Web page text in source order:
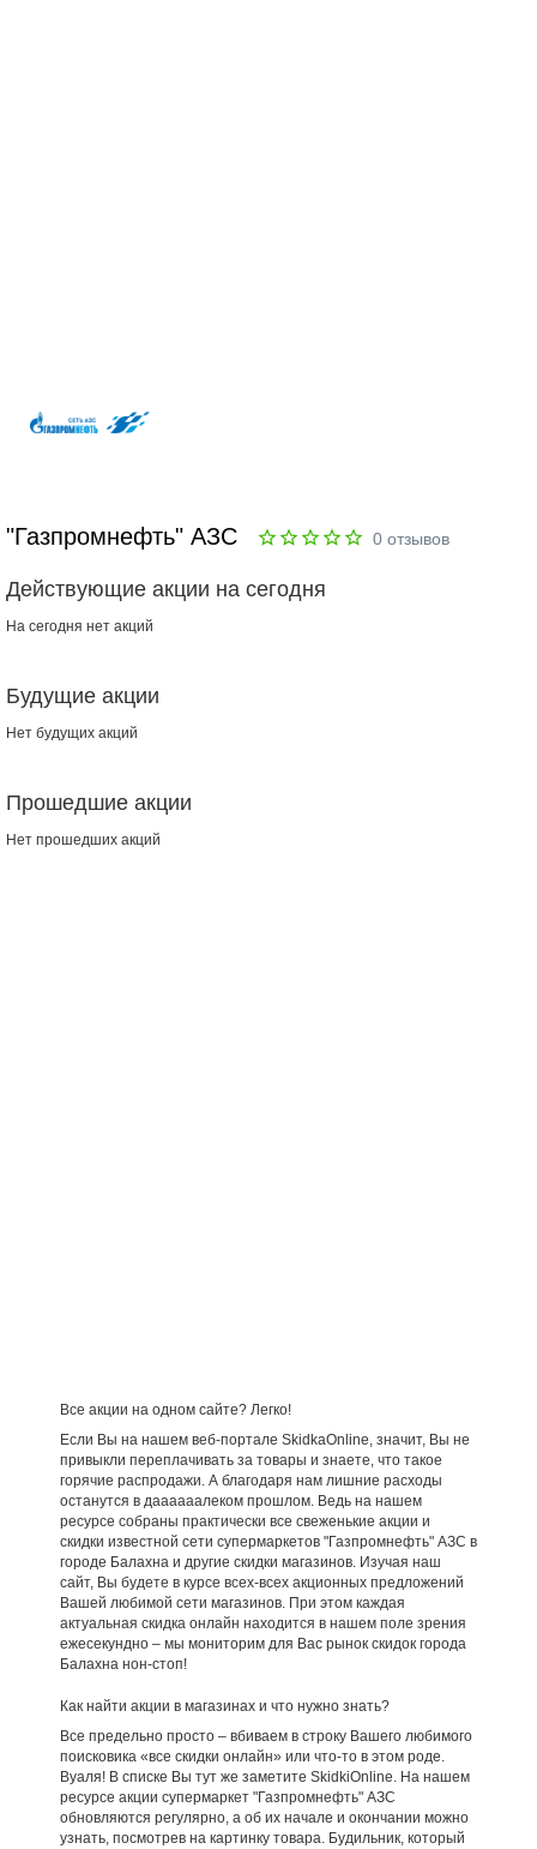
"Газпромнефть" АЗС 0 отзывов
Действующие акции на сегодня
На сегодня нет акций
Будущие акции
Нет будущих акций
Прошедшие акции
Нет прошедших акций
Все акции на одном сайте? Легко!
Если Вы на нашем веб-портале SkidkaOnline, значит, Вы не
привыкли переплачивать за товары и знаете, что такое
горячие распродажи. А благодаря нам лишние расходы
останутся в даааааалеком прошлом. Ведь на нашем
ресурсе собраны практически все свеженькие акции и
скидки известной сети супермаркетов "Газпромнефть" АЗС в
городе Балахна и другие скидки магазинов. Изучая наш
сайт, Вы будете в курсе всех-всех акционных предложений
Вашей любимой сети магазинов. При этом каждая
актуальная скидка онлайн находится в нашем поле зрения
ежесекундно – мы мониторим для Вас рынок скидок города
Балахна нон-стоп!
Как найти акции в магазинах и что нужно знать?
Все предельно просто – вбиваем в строку Вашего любимого
поисковика «все скидки онлайн» или что-то в этом роде.
Вуаля! В списке Вы тут же заметите SkidkiOnline. На нашем
ресурсе акции супермаркет "Газпромнефть" АЗС
обновляются регулярно, а об их начале и окончании можно
узнать, посмотрев на картинку товара. Будильник, который